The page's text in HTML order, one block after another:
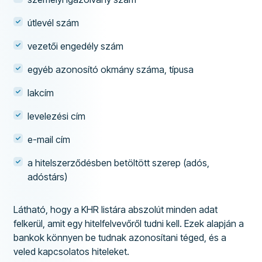
útlevél szám
vezetői engedély szám
egyéb azonosító okmány száma, típusa
lakcím
levelezési cím
e-mail cím
a hitelszerződésben betöltött szerep (adós,
adóstárs)
Látható, hogy a KHR listára abszolút minden adat
felkerül, amit egy hitelfelvevőről tudni kell. Ezek alapján a
bankok könnyen be tudnak azonosítani téged, és a
veled kapcsolatos hiteleket.